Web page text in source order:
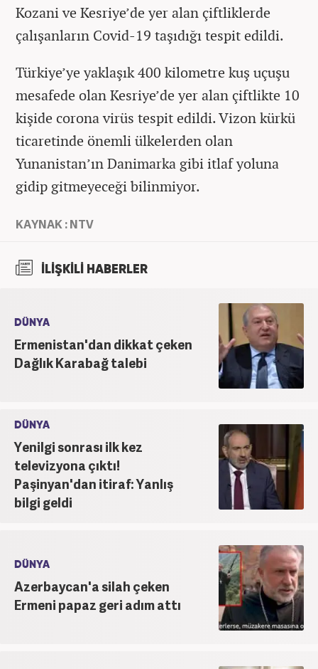
Kozani ve Kesriye’de yer alan çiftliklerde
çalışanların Covid-19 taşıdığı tespit edildi.
Türkiye’ye yaklaşık 400 kilometre kuş uçuşu
mesafede olan Kesriye’de yer alan çiftlikte 10
kişide corona virüs tespit edildi. Vizon kürkü
ticaretinde önemli ülkelerden olan
Yunanistan’ın Danimarka gibi itlaf yoluna
gidip gitmeyeceği bilinmiyor.
KAYNAK : NTV
İLİŞKİLİ HABERLER
DÜNYA
Ermenistan'dan dikkat çeken
Dağlık Karabağ talebi
DÜNYA
Yenilgi sonrası ilk kez
televizyona çıktı!
Paşinyan'dan itiraf: Yanlış
bilgi geldi
DÜNYA
Azerbaycan'a silah çeken
Ermeni papaz geri adım attı